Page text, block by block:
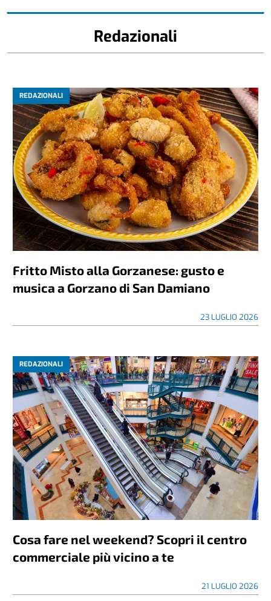
Redazionali
REDAZIONALI
Fritto Misto alla Gorzanese: gusto e
musica a Gorzano di San Damiano
23 LUGLIO 2026
REDAZIONALI
Cosa fare nel weekend? Scopri il centro
commerciale più vicino a te
21 LUGLIO 2026